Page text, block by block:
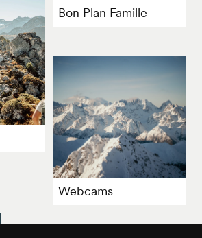
Bon Plan Famille
Webcams